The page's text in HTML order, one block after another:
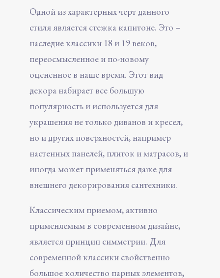
Одной из характерных черт данного
стиля является стежка капитоне. Это –
наследие классики 18 и 19 веков,
переосмысленное и по-новому
оцененное в наше время. Этот вид
декора набирает все большую
популярность и используется для
украшения не только диванов и кресел,
но и других поверхностей, например
настенных панелей, плиток и матрасов, и
иногда может применяться даже для
внешнего декорирования сантехники.
Классическим приемом, активно
применяемым в современном дизайне,
является принцип симметрии. Для
современной классики свойственно
большое количество парных элементов,